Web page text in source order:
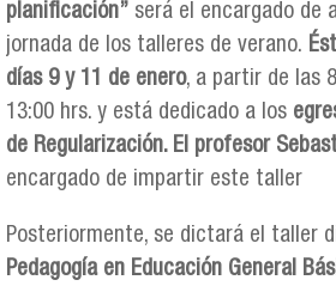
planificación” será el encargado de
jornada de los talleres de verano.
días 9 y 11 de enero, a partir de las
13:00 hrs. y está dedicado a los
de Regularización. El profesor
encargado de impartir este taller
Posteriormente, se dictará el taller
Pedagogía en Educación General